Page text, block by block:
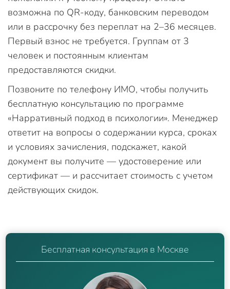
возможна по QR-коду, банковским переводом
или в рассрочку без переплат на 2–36 месяцев.
Первый взнос не требуется. Группам от 3
человек и постоянным клиентам
предоставляются скидки.
Позвоните по телефону ИМО, чтобы получить
бесплатную консультацию по программе
«Нарративный подход в психологии». Менеджер
ответит на вопросы о содержании курса, сроках
и условиях зачисления, подскажет, какой
документ вы получите — удостоверение или
сертификат — и рассчитает стоимость с учетом
действующих скидок.
Бесплатная консультация в Москве